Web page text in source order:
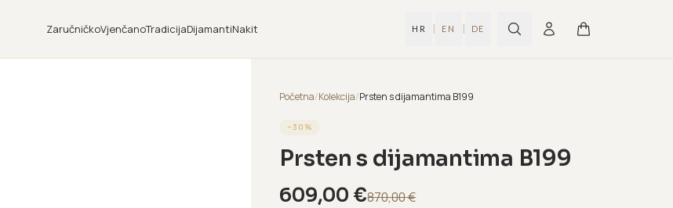
ZaručničkoVjenčanoTradicijaDijamantiNakit HR | EN | DE
Početna/Kolekcija/Prsten s dijamantima B199
−30 %
Prsten s dijamantima B199
609,00 €870,00€